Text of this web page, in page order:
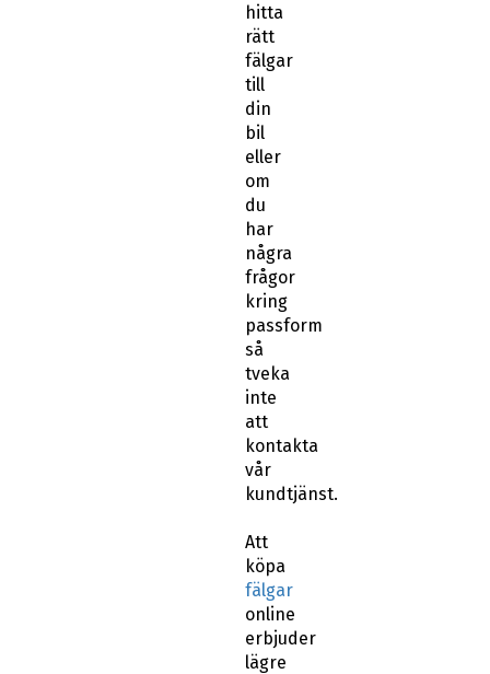
hitta
rätt
fälgar
till
din
bil
eller
om
du
har
några
frågor
kring
passform
så
tveka
inte
att
kontakta
vår
kundtjänst.
Att
köpa
fälgar
online
erbjuder
lägre